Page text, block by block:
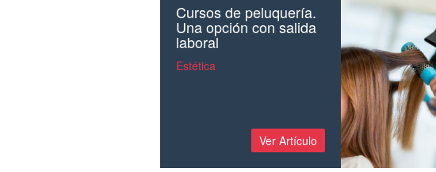
Cursos de peluquería.
Una opción con salida
laboral
Estética
Ver Artículo